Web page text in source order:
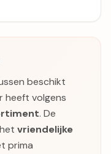
beschikt
heeft volgens
. De
vriendelijke
prima